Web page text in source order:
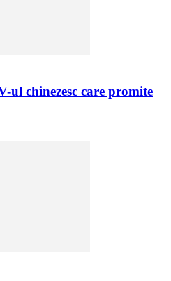
ul chinezesc care promite